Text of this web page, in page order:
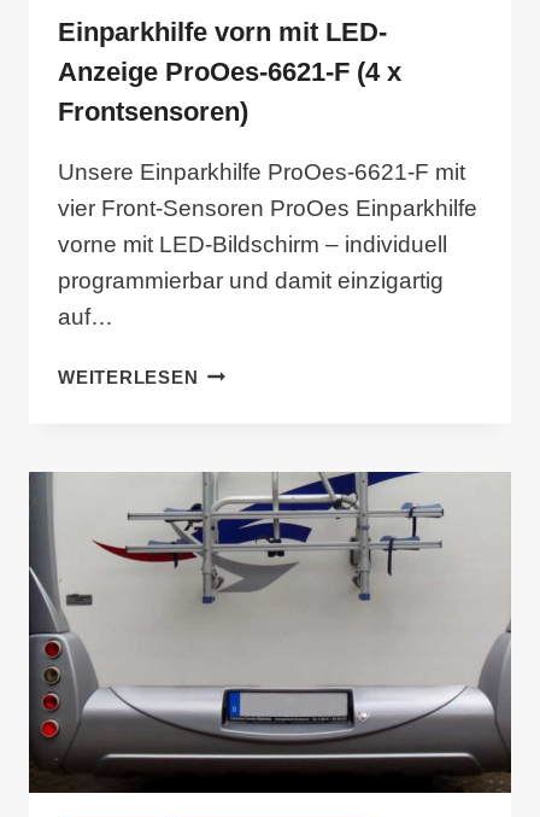
Einparkhilfe vorn mit LED-
Anzeige ProOes-6621-F (4 x
Frontsensoren)
Unsere Einparkhilfe ProOes-6621-F mit
vier Front-Sensoren ProOes Einparkhilfe
vorne mit LED-Bildschirm – individuell
programmierbar und damit einzigartig
auf…
WEITERLESEN EINPARKHILFE
ANZEIGE
PROOES-
6621-
F
(4